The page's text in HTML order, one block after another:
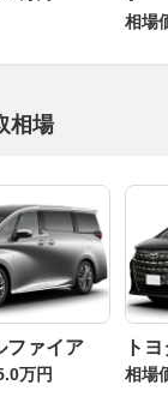
相場
相場
ファイア
万円
ト
相場